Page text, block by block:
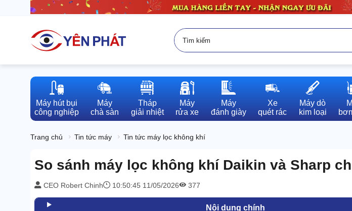
Máy hút bụi
công nghiệp
Máy
chà sàn
Tháp
giải nhiệt
Máy
rửa xe
Máy
đánh giày
Xe
quét rác
Máy dò
kim loại
Trang chủ Tin tức máy Tin tức máy lọc không khí
So sánh máy lọc không khí Daikin và Sharp
CEO Robert Chinh 10:50:45 11/05/2026 377
Nội dung chính